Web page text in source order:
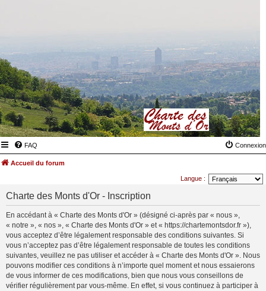
FAQ Connexion
Accueil du forum
Langue :
Charte des Monts d'Or - Inscription
En accédant à « Charte des Monts d'Or » (désigné ci-après par « nous »,
« notre », « nos », « Charte des Monts d'Or » et « https://chartemontsdor.fr »),
vous acceptez d’être légalement responsable des conditions suivantes. Si
vous n’acceptez pas d’être légalement responsable de toutes les conditions
suivantes, veuillez ne pas utiliser et accéder à « Charte des Monts d'Or ». Nous
pouvons modifier ces conditions à n’importe quel moment et nous essaierons
de vous informer de ces modifications, bien que nous vous conseillons de
vérifier régulièrement par vous-même. En effet, si vous continuez à participer à